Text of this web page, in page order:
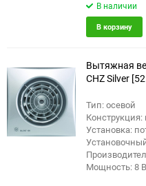
В наличии
В корзину
Вытяжная
CHZ Silver
Тип: осевой
Установка:
Мощность: 8